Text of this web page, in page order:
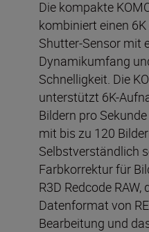
Die kompakte
kombiniert einen
Shutter-Sensor mit
Dynamikumfang
Schnelligkeit. Die
unterstützt 6K-
Bildern pro
mit bis zu 120
Selbstverständlich
Farbkorrektur für
R3D Redcode
Datenformat von
Bearbeitung und